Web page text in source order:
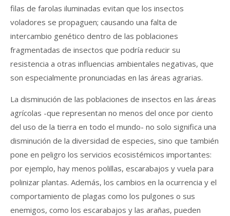
filas de farolas iluminadas evitan que los insectos
voladores se propaguen; causando una falta de
intercambio genético dentro de las poblaciones
fragmentadas de insectos que podría reducir su
resistencia a otras influencias ambientales negativas, que
son especialmente pronunciadas en las áreas agrarias.
La disminución de las poblaciones de insectos en las áreas
agrícolas -que representan no menos del once por ciento
del uso de la tierra en todo el mundo- no solo significa una
disminución de la diversidad de especies, sino que también
pone en peligro los servicios ecosistémicos importantes:
por ejemplo, hay menos polillas, escarabajos y vuela para
polinizar plantas. Además, los cambios en la ocurrencia y el
comportamiento de plagas como los pulgones o sus
enemigos, como los escarabajos y las arañas, pueden